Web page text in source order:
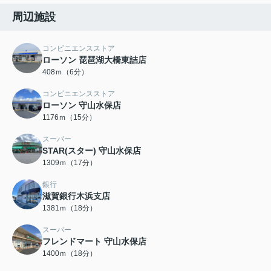
周辺施設
コンビニエンスストア
ローソン 琵琶湖大橋東詰店
408ｍ（6分）
コンビニエンスストア
ローソン 守山水保店
1176ｍ（15分）
スーパー
STAR(スター) 守山水保店
1309ｍ（17分）
銀行
滋賀銀行木浜支店
1381ｍ（18分）
スーパー
フレンドマート 守山水保店
1400ｍ（18分）